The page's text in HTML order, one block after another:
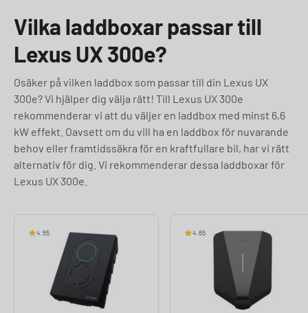
Vilka laddboxar passar till
Lexus UX 300e?
Osäker på vilken laddbox som passar till din Lexus UX
300e? Vi hjälper dig välja rätt! Till Lexus UX 300e
rekommenderar vi att du väljer en laddbox med minst 6,6
kW effekt. Oavsett om du vill ha en laddbox för nuvarande
behov eller framtidssäkra för en kraftfullare bil, har vi rätt
alternativ för dig. Vi rekommenderar dessa laddboxar för
Lexus UX 300e.
4.55 4.65